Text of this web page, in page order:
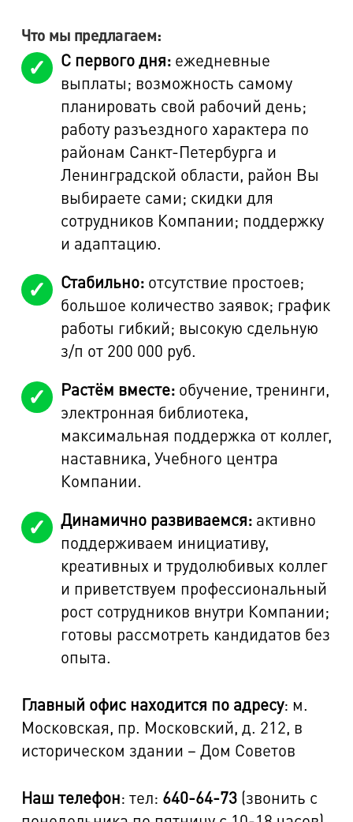
Что мы предлагаем:
С первого дня:ежедневные
выплаты; возможность самому
планировать свой рабочий день;
работу разъездного характера по
районам Санкт-Петербурга и
Ленинградской области, район Вы
выбираете сами; скидки для
сотрудников Компании; поддержку
и адаптацию.
Стабильно:отсутствие простоев;
большое количество заявок; график
работы гибкий; высокую сдельную
з/п от 200 000 руб.
Растём вместе:обучение, тренинги,
электронная библиотека,
максимальная поддержка от коллег,
наставника, Учебного центра
Компании.
Динамично развиваемся:активно
поддерживаем инициативу,
креативных и трудолюбивых коллег
и приветствуем профессиональный
рост сотрудников внутри Компании;
готовы рассмотреть кандидатов без
опыта.
Главный офис находится по адресу: м.
Московская, пр. Московский, д. 212, в
историческом здании – Дом Советов
Наш телефон: тел: 640-64-73(звонить с